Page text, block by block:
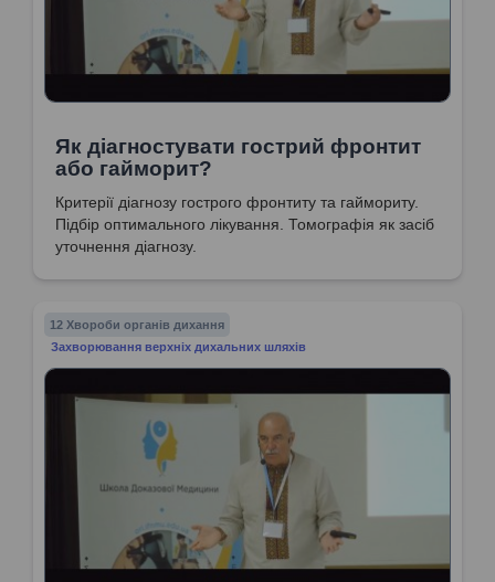
Як діагностувати гострий фронтит
або гайморит?
Критерії діагнозу гострого фронтиту та гаймориту.
Підбір оптимального лікування. Томографія як засіб
уточнення діагнозу.
12 Хвороби органів дихання
Захворювання верхніх дихальних шляхів